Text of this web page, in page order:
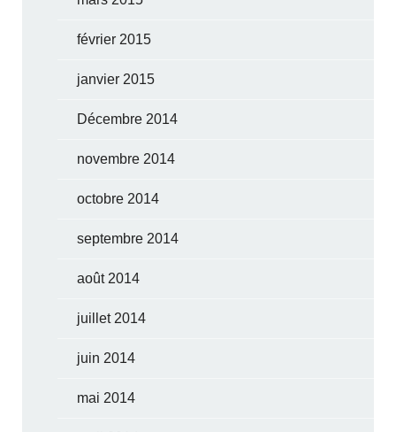
février 2015
janvier 2015
Décembre 2014
novembre 2014
octobre 2014
septembre 2014
août 2014
juillet 2014
juin 2014
mai 2014